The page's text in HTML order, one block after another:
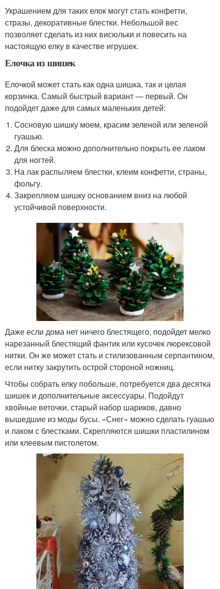
Украшением для таких елок могут стать конфетти,
стразы, декоративные блестки. Небольшой вес
позволяет сделать из них висюльки и повесить на
настоящую елку в качестве игрушек.
Елочка из шишек
Елочкой может стать как одна шишка, так и целая
корзинка. Самый быстрый вариант — первый. Он
подойдет даже для самых маленьких детей:
Сосновую шишку моем, красим зеленой или зеленой
гуашью.
Для блеска можно дополнительно покрыть ее лаком
для ногтей.
На лак распыляем блестки, клеим конфетти, страны,
фольгу.
Закрепляем шишку основанием вниз на любой
устойчивой поверхности.
Даже если дома нет ничего блестящего, подойдет мелко
нарезанный блестящий фантик или кусочек люрексовой
нитки. Он же может стать и стилизованным серпантином,
если нитку закрутить острой стороной ножниц.
Чтобы собрать елку побольше, потребуется два десятка
шишек и дополнительные аксессуары. Подойдут
хвойные веточки, старый набор шариков, давно
вышедшие из моды бусы. «Снег» можно сделать гуашью
и лаком с блестками. Скрепляются шишки пластилином
или клеевым пистолетом.